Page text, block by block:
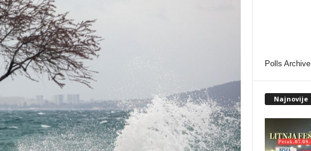
Polls Archive
Najnovije